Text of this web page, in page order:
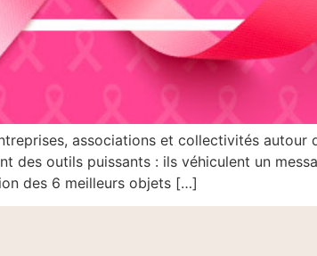
associations et collectivités
des outils puissants : ils véhiculent un
des 6 meilleurs objets […]